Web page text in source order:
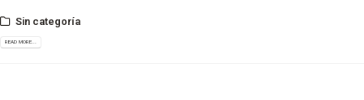
Sin categoría
READ MORE...